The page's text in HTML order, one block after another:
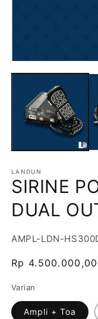
LANDUN
SIRINE
DUAL
SKU:
AMPL-LDN-
Harga
Rp 4.500.000,00
Varian
Ampli + Toa